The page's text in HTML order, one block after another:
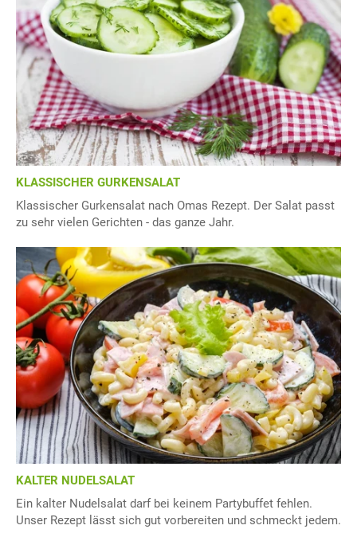
KLASSISCHER GURKENSALAT
Klassischer Gurkensalat nach Omas Rezept. Der Salat passt
zu sehr vielen Gerichten - das ganze Jahr.
KALTER NUDELSALAT
Ein kalter Nudelsalat darf bei keinem Partybuffet fehlen.
Unser Rezept lässt sich gut vorbereiten und schmeckt jedem.